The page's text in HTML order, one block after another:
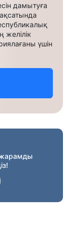
дамытуға
желілік
үшін
жарамды